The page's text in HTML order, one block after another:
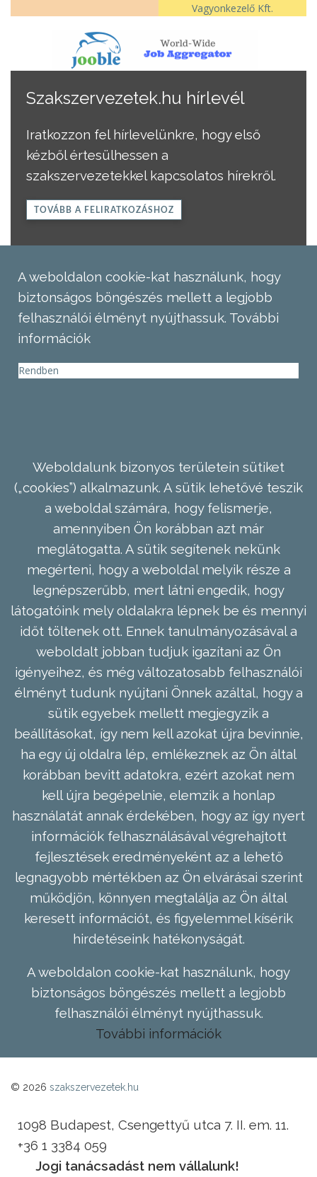
Vagyonkezelő Kft.
Szakszervezetek.hu hírlevél
Iratkozzon fel hírlevelünkre, hogy első
kézből értesülhessen a
szakszervezetekkel kapcsolatos hírekről.
TOVÁBB A FELIRATKOZÁSHOZ
A weboldalon cookie-kat használunk, hogy
biztonságos böngészés mellett a legjobb
felhasználói élményt nyújthassuk. További
információk
Rendben
Weboldalunk bizonyos területein sütiket
(„cookies”) alkalmazunk. A sütik lehetővé teszik
a weboldal számára, hogy felismerje,
amennyiben Ön korábban azt már
meglátogatta. A sütik segítenek nekünk
megérteni, hogy a weboldal melyik része a
legnépszerűbb, mert látni engedik, hogy
látogatóink mely oldalakra lépnek be és mennyi
időt töltenek ott. Ennek tanulmányozásával a
weboldalt jobban tudjuk igazítani az Ön
igényeihez, és még változatosabb felhasználói
élményt tudunk nyújtani Önnek azáltal, hogy a
sütik egyebek mellett megjegyzik a
beállításokat, így nem kell azokat újra bevinnie,
ha egy új oldalra lép, emlékeznek az Ön által
korábban bevitt adatokra, ezért azokat nem
kell újra begépelnie, elemzik a honlap
használatát annak érdekében, hogy az így nyert
információk felhasználásával végrehajtott
fejlesztések eredményeként az a lehető
legnagyobb mértékben az Ön elvárásai szerint
működjön, könnyen megtalálja az Ön által
keresett információt, és figyelemmel kísérik
hirdetéseink hatékonyságát.
A weboldalon cookie-kat használunk, hogy
biztonságos böngészés mellett a legjobb
felhasználói élményt nyújthassuk.
További információk
© 2026 szakszervezetek.hu
1098 Budapest, Csengettyű utca 7. II. em. 11.
+36 1 3384 059
Jogi tanácsadást nem vállalunk!